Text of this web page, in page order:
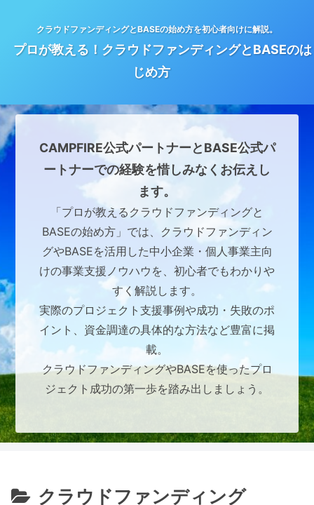
クラウドファンディングとBASEの始め方を初心者向けに解説。
プロが教える！クラウドファンディングとBASEのは
じめ方
CAMPFIRE公式パートナーとBASE公式パ
ートナーでの経験を惜しみなくお伝えし
ます。
「プロが教えるクラウドファンディングと
BASEの始め方」では、クラウドファンディン
グやBASEを活用した中小企業・個人事業主向
けの事業支援ノウハウを、初心者でもわかりや
すく解説します。
実際のプロジェクト支援事例や成功・失敗のポ
イント、資金調達の具体的な方法など豊富に掲
載。
クラウドファンディングやBASEを使ったプロ
ジェクト成功の第一歩を踏み出しましょう。
クラウドファンディング